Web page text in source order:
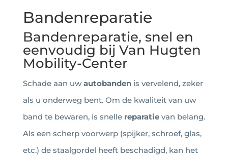
Bandenreparatie
Bandenreparatie, snel en
eenvoudig bij Van Hugten
Mobility-Center
Schade aan uwautobandenis vervelend, zeker
als u onderweg bent. Om de kwaliteit van uw
band te bewaren, is snelle reparatievan belang.
Als een scherp voorwerp (spijker, schroef, glas,
etc.) de staalgordel heeft beschadigd, kan het